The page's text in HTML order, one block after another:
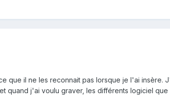
que il ne les reconnait pas lorsque je l'ai insère.
quand j'ai voulu graver, les différents logiciel que